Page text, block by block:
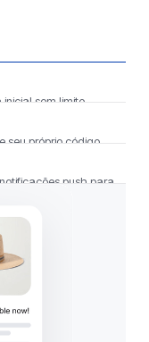
sem limite
seu próprio código.
você!
push para